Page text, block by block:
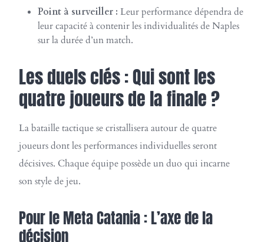
Point à surveiller : Leur performance dépendra de
leur capacité à contenir les individualités de Naples
sur la durée d’un match.
Les duels clés : Qui sont les
quatre joueurs de la finale ?
La bataille tactique se cristallisera autour de quatre
joueurs dont les performances individuelles seront
décisives. Chaque équipe possède un duo qui incarne
son style de jeu.
Pour le Meta Catania : L’axe de la
décision